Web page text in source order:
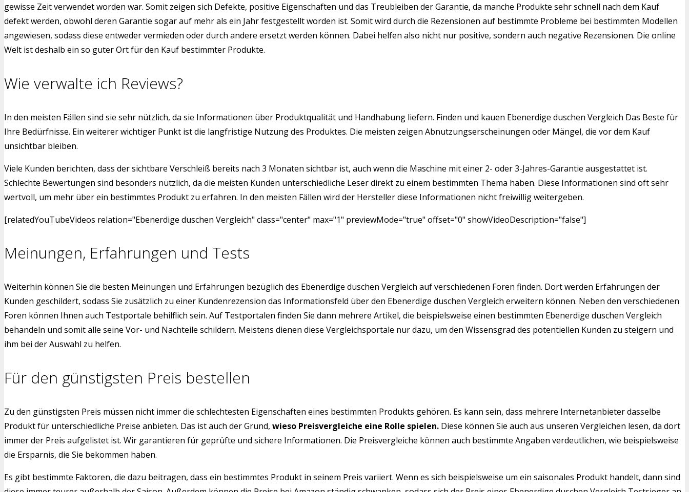
gewisse Zeit verwendet worden war. Somit zeigen sich Defekte, positive Eigenschaften und das Treubleiben der Garantie, da manche Produkte sehr schnell nach dem Kauf
defekt werden, obwohl deren Garantie sogar auf mehr als ein Jahr festgestellt worden ist. Somit wird durch die Rezensionen auf bestimmte Probleme bei bestimmten Modellen
angewiesen, sodass diese entweder vermieden oder durch andere ersetzt werden können. Dabei helfen also nicht nur positive, sondern auch negative Rezensionen. Die online
Welt ist deshalb ein so guter Ort für den Kauf bestimmter Produkte.
Wie verwalte ich Reviews?
In den meisten Fällen sind sie sehr nützlich, da sie Informationen über Produktqualität und Handhabung liefern. Finden und kauen Ebenerdige duschen Vergleich Das Beste für
Ihre Bedürfnisse. Ein weiterer wichtiger Punkt ist die langfristige Nutzung des Produktes. Die meisten zeigen Abnutzungserscheinungen oder Mängel, die vor dem Kauf
unsichtbar bleiben.
Viele Kunden berichten, dass der sichtbare Verschleiß bereits nach 3 Monaten sichtbar ist, auch wenn die Maschine mit einer 2- oder 3-Jahres-Garantie ausgestattet ist.
Schlechte Bewertungen sind besonders nützlich, da die meisten Kunden unterschiedliche Leser direkt zu einem bestimmten Thema haben. Diese Informationen sind oft sehr
wertvoll, um mehr über ein bestimmtes Produkt zu erfahren. In den meisten Fällen wird der Hersteller diese Informationen nicht freiwillig weitergeben.
[relatedYouTubeVideos relation="Ebenerdige duschen Vergleich" class="center" max="1" previewMode="true" offset="0" showVideoDescription="false"]
Meinungen, Erfahrungen und Tests
Weiterhin können Sie die besten Meinungen und Erfahrungen bezüglich des Ebenerdige duschen Vergleich auf verschiedenen Foren finden. Dort werden Erfahrungen der
Kunden geschildert, sodass Sie zusätzlich zu einer Kundenrezension das Informationsfeld über den Ebenerdige duschen Vergleich erweitern können. Neben den verschiedenen
Foren können Ihnen auch Testportale behilflich sein. Auf Testportalen finden Sie dann mehrere Artikel, die beispielsweise einen bestimmten Ebenerdige duschen Vergleich
behandeln und somit alle seine Vor- und Nachteile schildern. Meistens dienen diese Vergleichsportale nur dazu, um den Wissensgrad des potentiellen Kunden zu steigern und
ihm bei der Auswahl zu helfen.
Für den günstigsten Preis bestellen
Zu den günstigsten Preis müssen nicht immer die schlechtesten Eigenschaften eines bestimmten Produkts gehören. Es kann sein, dass mehrere Internetanbieter dasselbe
Produkt für unterschiedliche Preise anbieten. Das ist auch der Grund, wieso Preisvergleiche eine Rolle spielen. Diese können Sie auch aus unseren Vergleichen lesen, da dort
immer der Preis aufgelistet ist. Wir garantieren für geprüfte und sichere Informationen. Die Preisvergleiche können auch bestimmte Angaben verdeutlichen, wie beispielsweise
die Ersparnis, die Sie bekommen haben.
Es gibt bestimmte Faktoren, die dazu beitragen, dass ein bestimmtes Produkt in seinem Preis variiert. Wenn es sich beispielsweise um ein saisonales Produkt handelt, dann sind